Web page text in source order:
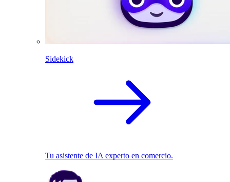
Sidekick
Tu asistente de IA experto en comercio.